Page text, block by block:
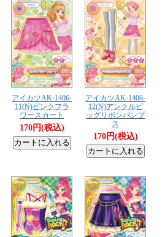
アイカツAK-1406-
11(N)ピンクフラ
ワースカート
170円(税込)
アイカツAK-1406-
12(N)アンクルビ
ッグリボンパンプ
ス
170円(税込)